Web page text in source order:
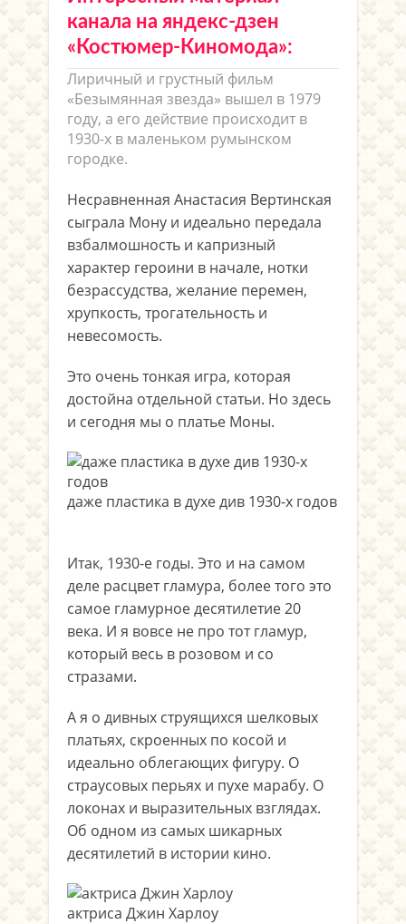
канала на яндекс-дзен
«Костюмер-Киномода»:
Лиричный и грустный фильм
«Безымянная звезда» вышел в 1979
году, а его действие происходит в
1930-х в маленьком румынском
городке.
Несравненная Анастасия Вертинская
сыграла Мону и идеально передала
взбалмошность и капризный
характер героини в начале, нотки
безрассудства, желание перемен,
хрупкость, трогательность и
невесомость.
Это очень тонкая игра, которая
достойна отдельной статьи. Но здесь
и сегодня мы о платье Моны.
даже пластика в духе див 1930-х годов
Итак, 1930-е годы. Это и на самом
деле расцвет гламура, более того это
самое гламурное десятилетие 20
века. И я вовсе не про тот гламур,
который весь в розовом и со
стразами.
А я о дивных струящихся шелковых
платьях, скроенных по косой и
идеально облегающих фигуру. О
страусовых перьях и пухе марабу. О
локонах и выразительных взглядах.
Об одном из самых шикарных
десятилетий в истории кино.
актриса Джин Харлоу